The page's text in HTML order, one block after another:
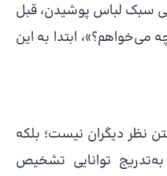
سبک لباس پوشیدن، قبل
می‌خواهم؟»، ابتدا به این
نظر دیگران نیست؛ بلکه
توانایی تشخیص